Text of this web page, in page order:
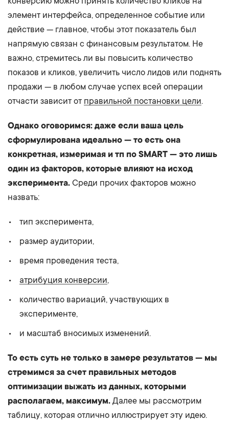
элемент интерфейса, определенное событие или
действие — главное, чтобы этот показатель был
напрямую связан с финансовым результатом. Не
важно, стремитесь ли вы повысить количество
показов и кликов, увеличить число лидов или поднять
продажи — в любом случае успех всей операции
отчасти зависит от правильной постановки цели.
Однако оговоримся: даже если ваша цель
сформулирована идеально — то есть она
конкретная, измеримая и тп по SMART — это лишь
один из факторов, которые влияют на исход
эксперимента. Среди прочих факторов можно
назвать:
тип эксперимента,
размер аудитории,
время проведения теста,
атрибуция конверсии,
количество вариаций, участвующих в
эксперименте,
и масштаб вносимых изменений.
То есть суть не только в замере результатов — мы
стремимся за счет правильных методов
оптимизации выжать из данных, которыми
располагаем, максимум. Далее мы рассмотрим
таблицу, которая отлично иллюстрирует эту идею.